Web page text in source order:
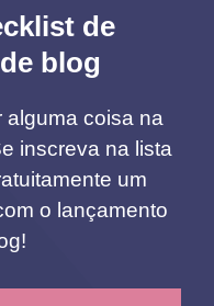
de
blog
alguma coisa na
inscreva na lista
um
o lançamento